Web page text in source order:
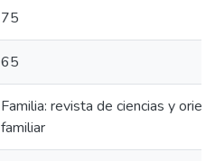
75
65
Familia: revista de ciencias y
familiar